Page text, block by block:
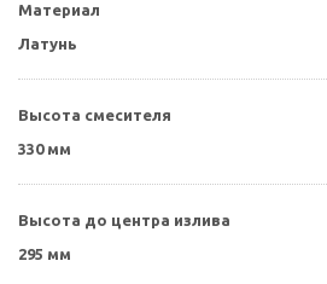
Материал
Латунь
Высота смесителя
330 мм
Высота до центра излива
295 мм